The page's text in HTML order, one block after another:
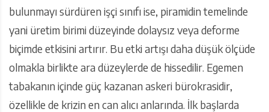
bulunmayı sürdüren işçi sınıfı ise, piramidin temelinde
yani üretim birimi düzeyinde dolaysız veya deforme
biçimde etkisini artırır. Bu etki artışı daha düşük ölçüde
olmakla birlikte ara düzeylerde de hissedilir. Egemen
tabakanın içinde güç kazanan askeri bürokrasidir,
özellikle de krizin en can alıcı anlarında. İlk başlarda